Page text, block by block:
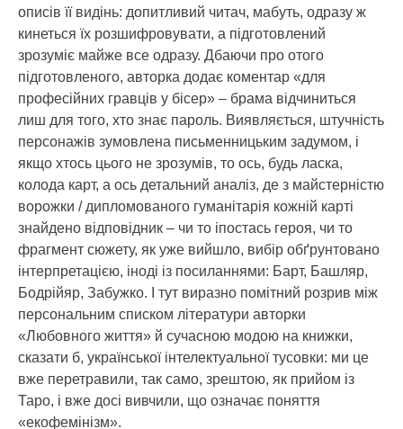
описів її видінь: допитливий читач, мабуть, одразу ж
кинеться їх розшифровувати, а підготовлений
зрозуміє майже все одразу. Дбаючи про отого
підготовленого, авторка додає коментар «для
професійних гравців у бісер» – брама відчиниться
лиш для того, хто знає пароль. Виявляється, штучність
персонажів зумовлена письменницьким задумом, і
якщо хтось цього не зрозумів, то ось, будь ласка,
колода карт, а ось детальний аналіз, де з майстерністю
ворожки / дипломованого гуманітарія кожній карті
знайдено відповідник – чи то іпостась героя, чи то
фрагмент сюжету, як уже вийшло, вибір обґрунтовано
інтерпретацією, іноді із посиланнями: Барт, Башляр,
Бодрійяр, Забужко. І тут виразно помітний розрив між
персональним списком літератури авторки
«Любовного життя» й сучасною модою на книжки,
сказати б, української інтелектуальної тусовки: ми це
вже перетравили, так само, зрештою, як прийом із
Таро, і вже досі вивчили, що означає поняття
«екофемінізм».